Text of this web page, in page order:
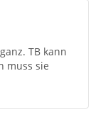
TB kann
muss sie